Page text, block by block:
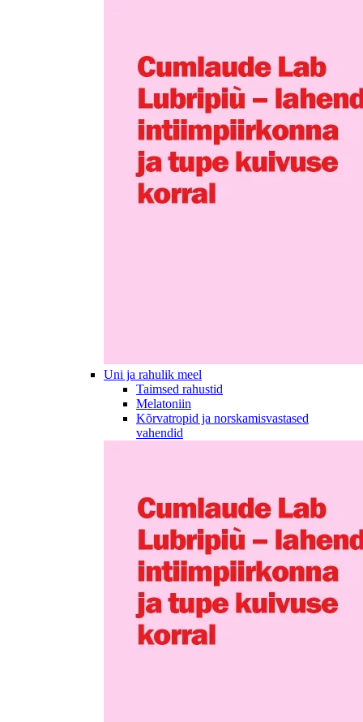
Uni ja rahulik meel
Taimsed rahustid
Melatoniin
Kõrvatropid ja norskamisvastased
vahendid